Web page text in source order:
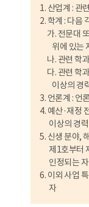
1. 산업계 : 관
2. 학계 : 다음
가. 전문대
위에 있는
나. 관련 학
다. 관련 학
이상의 경
3. 언론계 : 언
4. 예산·재정
이상의 경력
5. 신생 분야,
제1호부터
인정되는 자
6. 이외 사업
자